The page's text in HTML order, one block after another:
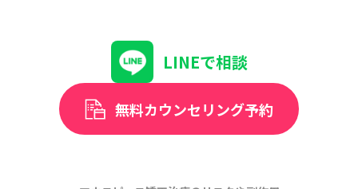
LINEで相談
無料カウンセリング予約